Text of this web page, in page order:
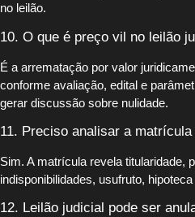
no leilão.
10. O que é preço vil no leilão
É a arrematação por valor
conforme avaliação, edital e
gerar discussão sobre nulidade.
11. Preciso analisar a
Sim. A matrícula revela titularidade,
indisponibilidades, usufruto,
12. Leilão judicial pode ser